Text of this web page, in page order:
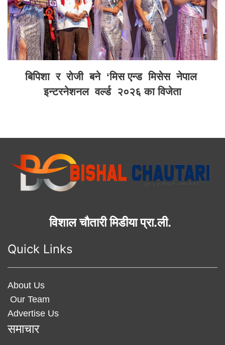
बिपिशा र रोजी बने ‘मिस एन्ड मिसेस नेपाल
इन्टरनेशनल वर्ल्ड २०२६ का विजेता
विशाल चौतारी मिडीया प्रा.ली.
Quick Links
About Us
Our Team
Advertise Us
समाचार